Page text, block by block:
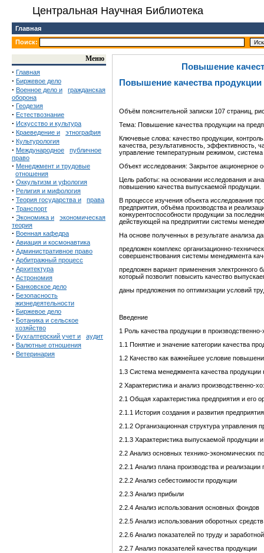
Центральная Научная Библиотека
Главная
Поиск:
Меню
· Главная
· Биржевое дело
· Военное дело и
гражданская
оборона
· Геодезия
· Естествознание
· Искусство и культура
· Краеведение и этнография
· Культурология
· Международное
публичное
право
· Менеджмент и трудовые
отношения
· Оккультизм и уфология
· Религия и мифология
· Теория государства и права
· Транспорт
· Экономика и
экономическая
теория
· Военная кафедра
· Авиация и космонавтика
· Административное право
· Арбитражный процесс
· Архитектура
· Астрономия
· Банковское дело
· Безопасность
жизнедеятельности
· Биржевое дело
· Ботаника и сельское
хозяйство
· Бухгалтерский учет и аудит
· Валютные отношения
· Ветеринария
Повышение
Повышение качества продукции
Объём пояснительной записки 107 страниц,
Тема: Повышение качества продукции на
Ключевые слова: качество продукции,
качества, результативность, эффективность,
управление температурным режимом, система
Объект исследования: Закрытое акционерное
Цель работы: на основании исследования и
повышению качества выпускаемой продукции.
В процессе изучения объекта исследования
предприятия, объёма производства и
конкурентоспособности продукции за
действующей на предприятии системы
На основе полученных в результате анализа
предложен комплекс организационно-
совершенствования системы менеджмента
предложен вариант применения электронного
который позволит повысить качество
даны предложения по оптимизации условий
Введение
1 Роль качества продукции в
1.1 Понятие и значение категории качества
1.2 Качество как важнейшее условие
1.3 Система менеджмента качества продукции
2 Характеристика и анализ производственно-
2.1 Общая характеристика предприятия и его
2.1.1 История создания и развития предприятия
2.1.2 Организационная структура управления
2.1.3 Характеристика выпускаемой продукции
2.2 Анализ основных технико-экономических
2.2.1 Анализ плана производства и реализации
2.2.2 Анализ себестоимости продукции
2.2.3 Анализ прибыли
2.2.4 Анализ использования основных фондов
2.2.5 Анализ использования оборотных средств
2.2.6 Анализ показателей по труду и
2.2.7 Анализ показателей качества продукции